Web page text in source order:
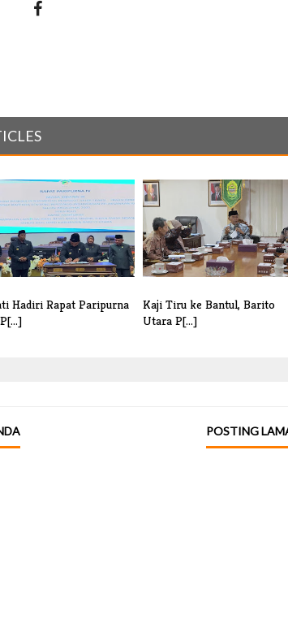
Hadiri Rapat Paripurna
Kaji Tiru ke Bantul, Barito
Utara P[...]
POSTING